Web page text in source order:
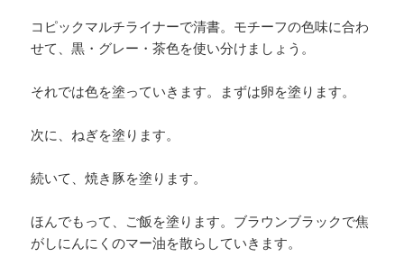
コピックマルチライナーで清書。モチーフの色味に合わ
せて、黒・グレー・茶色を使い分けましょう。
それでは色を塗っていきます。まずは卵を塗ります。
次に、ねぎを塗ります。
続いて、焼き豚を塗ります。
ほんでもって、ご飯を塗ります。ブラウンブラックで焦
がしにんにくのマー油を散らしていきます。